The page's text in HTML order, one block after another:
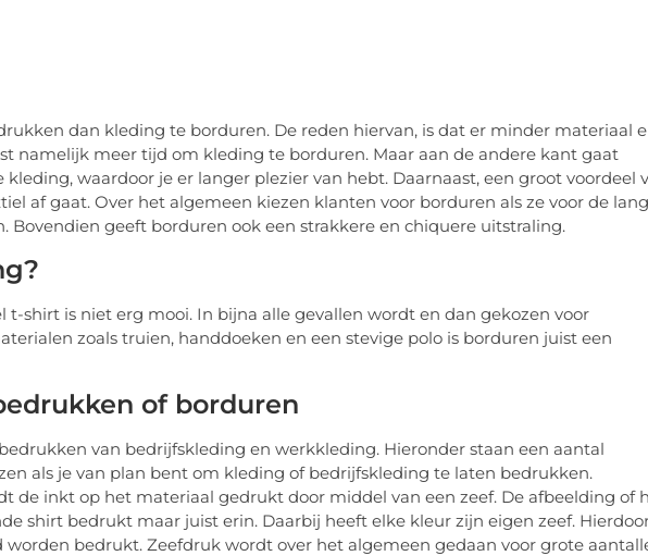
dan kleding te borduren. De reden hiervan, is dat er minder materiaal
namelijk meer tijd om kleding te borduren. Maar aan de andere kant gaat
waardoor je er langer plezier van hebt. Daarnaast, een groot voordeel
af gaat. Over het algemeen kiezen klanten voor borduren als ze voor de
geeft borduren ook een strakkere en chiquere uitstraling.
t-shirt is niet erg mooi. In bijna alle gevallen wordt en dan gekozen voor
zoals truien, handdoeken en een stevige polo is borduren juist een
of borduren
van bedrijfskleding en werkkleding. Hieronder staan een aantal
als je van plan bent om kleding of bedrijfskleding te laten bedrukken.
de inkt op het materiaal gedrukt door middel van een zeef. De afbeelding of
shirt bedrukt maar juist erin. Daarbij heeft elke kleur zijn eigen zeef.
bedrukt. Zeefdruk wordt over het algemeen gedaan voor grote